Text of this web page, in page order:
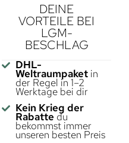
DEINE
VORTEILE BEI
LGM-
BESCHLAG
DHL-
Weltraumpaketin
der Regel in 1–2
Werktage bei dir
Kein Krieg der
Rabatte du
bekommst immer
unseren besten Preis